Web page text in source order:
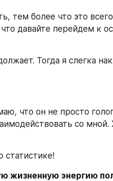
тем более что это
давайте перейдем к
Тогда я слегка
что он не просто
со мной.
статистике!
жизненную энергию